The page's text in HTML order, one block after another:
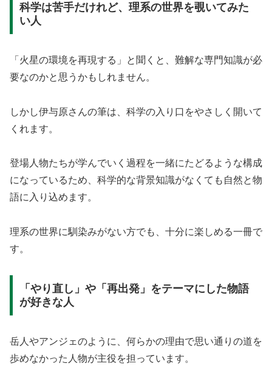
科学は苦手だけれど、理系の世界を覗いてみた
い人
「火星の環境を再現する」と聞くと、難解な専門知識が必
要なのかと思うかもしれません。
しかし伊与原さんの筆は、科学の入り口をやさしく開いて
くれます。
登場人物たちが学んでいく過程を一緒にたどるような構成
になっているため、科学的な背景知識がなくても自然と物
語に入り込めます。
理系の世界に馴染みがない方でも、十分に楽しめる一冊で
す。
「やり直し」や「再出発」をテーマにした物語
が好きな人
岳人やアンジェのように、何らかの理由で思い通りの道を
歩めなかった人物が主役を担っています。